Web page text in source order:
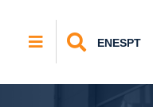
ENESPT